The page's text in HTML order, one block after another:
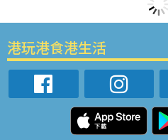
港玩港食港生活